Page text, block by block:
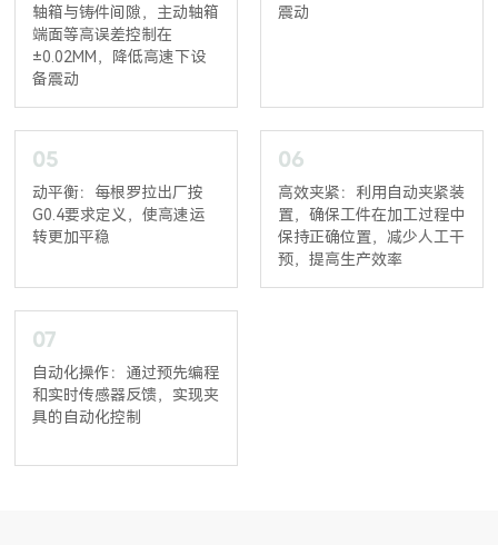
轴箱与铸件间隙，主动轴箱
端面等高误差控制在
±0.02MM，降低高速下设
备震动
震动
05
动平衡：每根罗拉出厂按
G0.4要求定义，使高速运
转更加平稳
06
高效夹紧：利用自动夹紧装
置，确保工件在加工过程中
保持正确位置，减少人工干
预，提高生产效率
07
自动化操作：通过预先编程
和实时传感器反馈，实现夹
具的自动化控制